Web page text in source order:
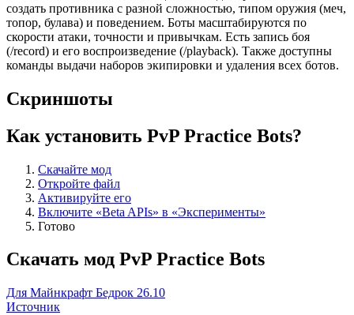
создать противника с разной сложностью, типом оружия (меч,
топор, булава) и поведением. Боты масштабируются по
скорости атаки, точности и привычкам. Есть запись боя
(/record) и его воспроизведение (/playback). Также доступны
команды выдачи наборов экипировки и удаления всех ботов.
Скриншоты
Как установить PvP Practice Bots?
Скачайте мод
Откройте файл
Активируйте его
Включите «Beta APIs» в «Эксперименты»
Готово
Скачать мод PvP Practice Bots
Для Майнкрафт Бедрок 26.10
Источник